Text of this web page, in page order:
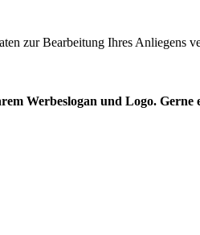
zur Bearbeitung Ihres
Werbeslogan und Logo.